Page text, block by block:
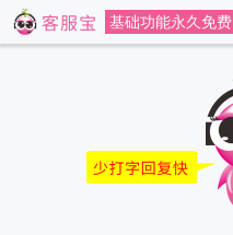
基础功能永久免费